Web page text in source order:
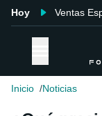
Hoy Ventas
Inicio Noticias